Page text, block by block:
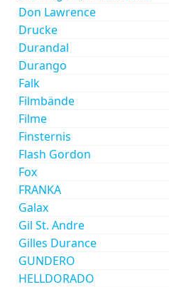
Don Lawrence
Drucke
Durandal
Durango
Falk
Filmbände
Filme
Finsternis
Flash Gordon
Fox
FRANKA
Galax
Gil St. Andre
Gilles Durance
GUNDERO
HELLDORADO